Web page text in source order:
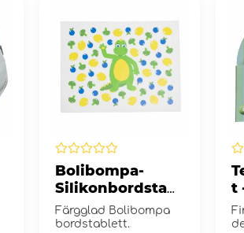
Bolibompa-
Silikonbordstabl
ett
Färgglad Bolibompa
bordstablett.
t